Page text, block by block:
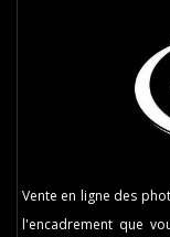
Vente en ligne des
l'encadrement que